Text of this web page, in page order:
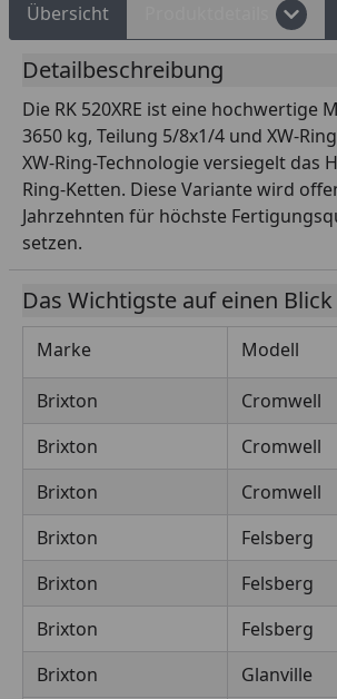
Übersicht
Detailbeschreibung
Die RK 520XRE ist eine
3650 kg, Teilung 5/8x1/4 und XW-
XW-Ring-Technologie versiegelt
Ring-Ketten. Diese Variante wird
Jahrzehnten für höchste
setzen.
Das Wichtigste auf einen Blick
Marke Modell
Brixton Cromwell
Brixton
Cromwell
Brixton
Cromwell
Brixton
Felsberg
Brixton
Felsberg
Brixton
Felsberg
Brixton
Glanville